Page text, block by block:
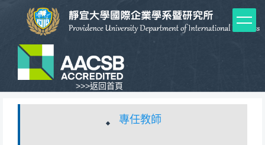
>>>返回首頁
專任教師